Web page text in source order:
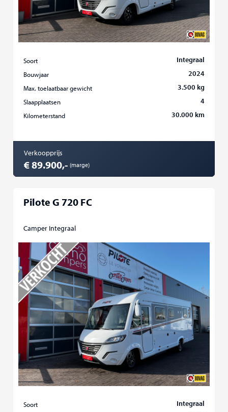
Soort Integraal
Bouwjaar 2024
Max. toelaatbaar gewicht 3.500 kg
Slaapplaatsen 4
Kilometerstand 30.000 km
Verkoopprijs
€ 89.900,- (marge)
Pilote G 720 FC
Camper Integraal
Soort Integraal